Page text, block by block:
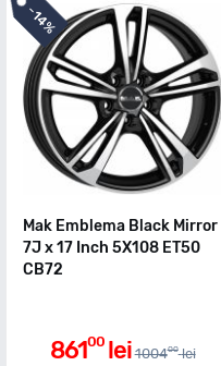
-14%
Mak Emblema Black Mirror
7J x 17 Inch 5X108 ET50
CB72
86100 lei 100400 lei